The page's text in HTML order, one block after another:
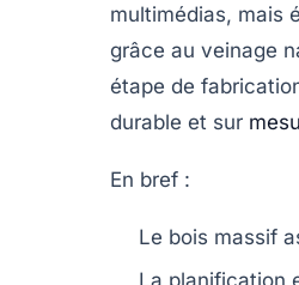
multimédias, mais
grâce au veinage
étape de
durable et sur
En bref :
Le bois massif
La planification